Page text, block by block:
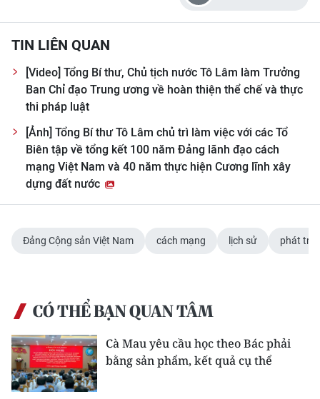
TIN LIÊN QUAN
[Video] Tổng Bí thư, Chủ tịch nước Tô Lâm làm Trưởng
Ban Chỉ đạo Trung ương về hoàn thiện thể chế và thực
thi pháp luật
[Ảnh] Tổng Bí thư Tô Lâm chủ trì làm việc với các Tổ
Biên tập về tổng kết 100 năm Đảng lãnh đạo cách
mạng Việt Nam và 40 năm thực hiện Cương lĩnh xây
dựng đất nước
Đảng Cộng sản Việt Nam cách mạng lịch sử phát
CÓ THỂ BẠN QUAN TÂM
Cà Mau yêu cầu học theo Bác phải
bằng sản phẩm, kết quả cụ thể